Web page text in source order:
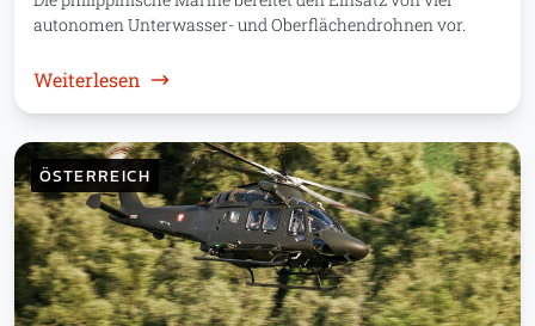
autonomen Unterwasser- und Oberflächendrohnen vor.
Weiterlesen : Philippinen: Neue Drohnen überwachen
ÖSTERREICH